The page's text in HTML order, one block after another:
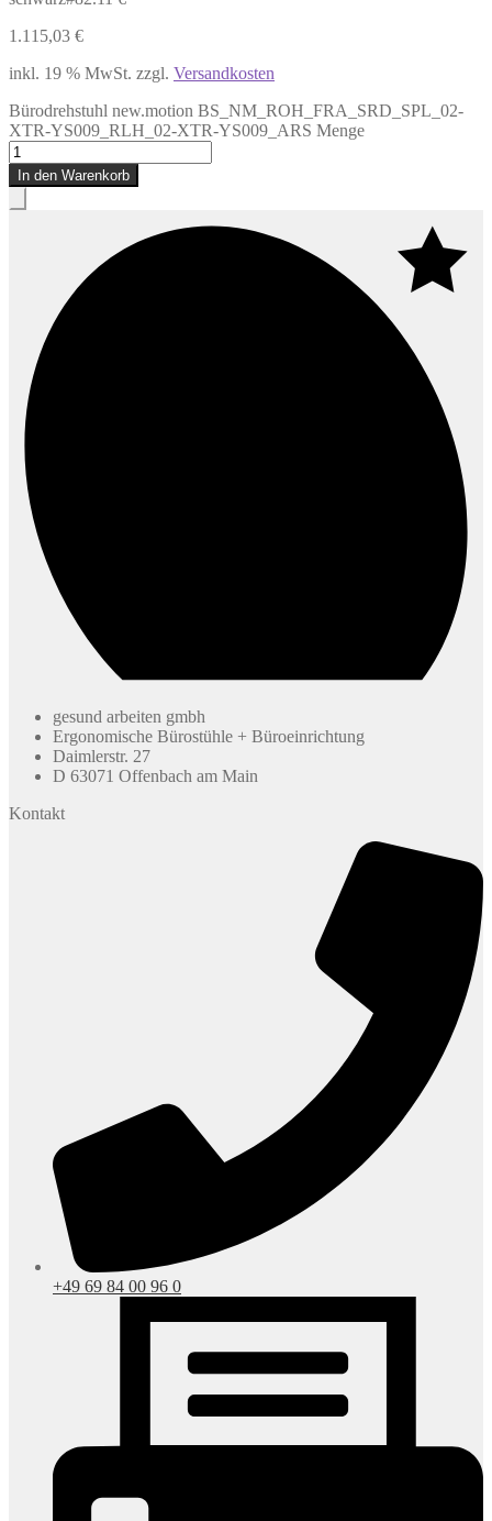
1.115,03 €
inkl. 19 % MwSt. zzgl. Versandkosten
Bürodrehstuhl new.motion BS_NM_ROH_FRA_SRD_SPL_02-
XTR-YS009_RLH_02-XTR-YS009_ARS Menge
In den Warenkorb
gesund arbeiten gmbh
Ergonomische Bürostühle + Büroeinrichtung
Daimlerstr. 27
D 63071 Offenbach am Main
Kontakt
+49 69 84 00 96 0